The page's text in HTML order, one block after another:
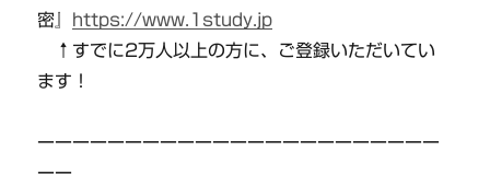
密』 https://www.1study.jp
↑すでに2万人以上の方に、ご登録いただいてい
ます！
ーーーーーーーーーーーーーーーーーーーーーーー